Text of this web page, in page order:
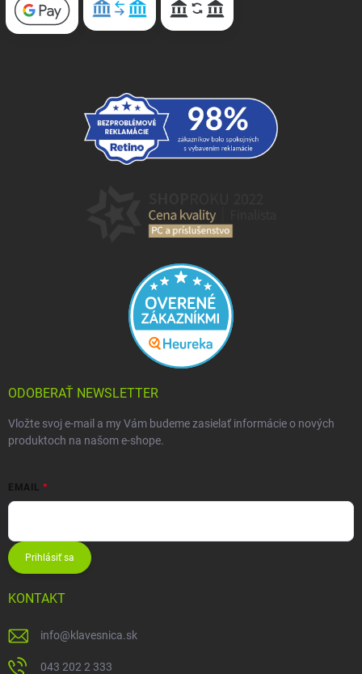
ODOBERAŤ NEWSLETTER
Vložte svoj e-mail a my Vám budeme zasielať informácie o nových
produktoch na našom e-shope.
EMAIL
Prihlásiť sa
KONTAKT
info@klavesnica.sk
043 202 2 333